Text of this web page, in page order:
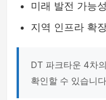
미래 발전 가능성
지역 인프라 확
DT 파크타운 4차
확인할 수 있습니